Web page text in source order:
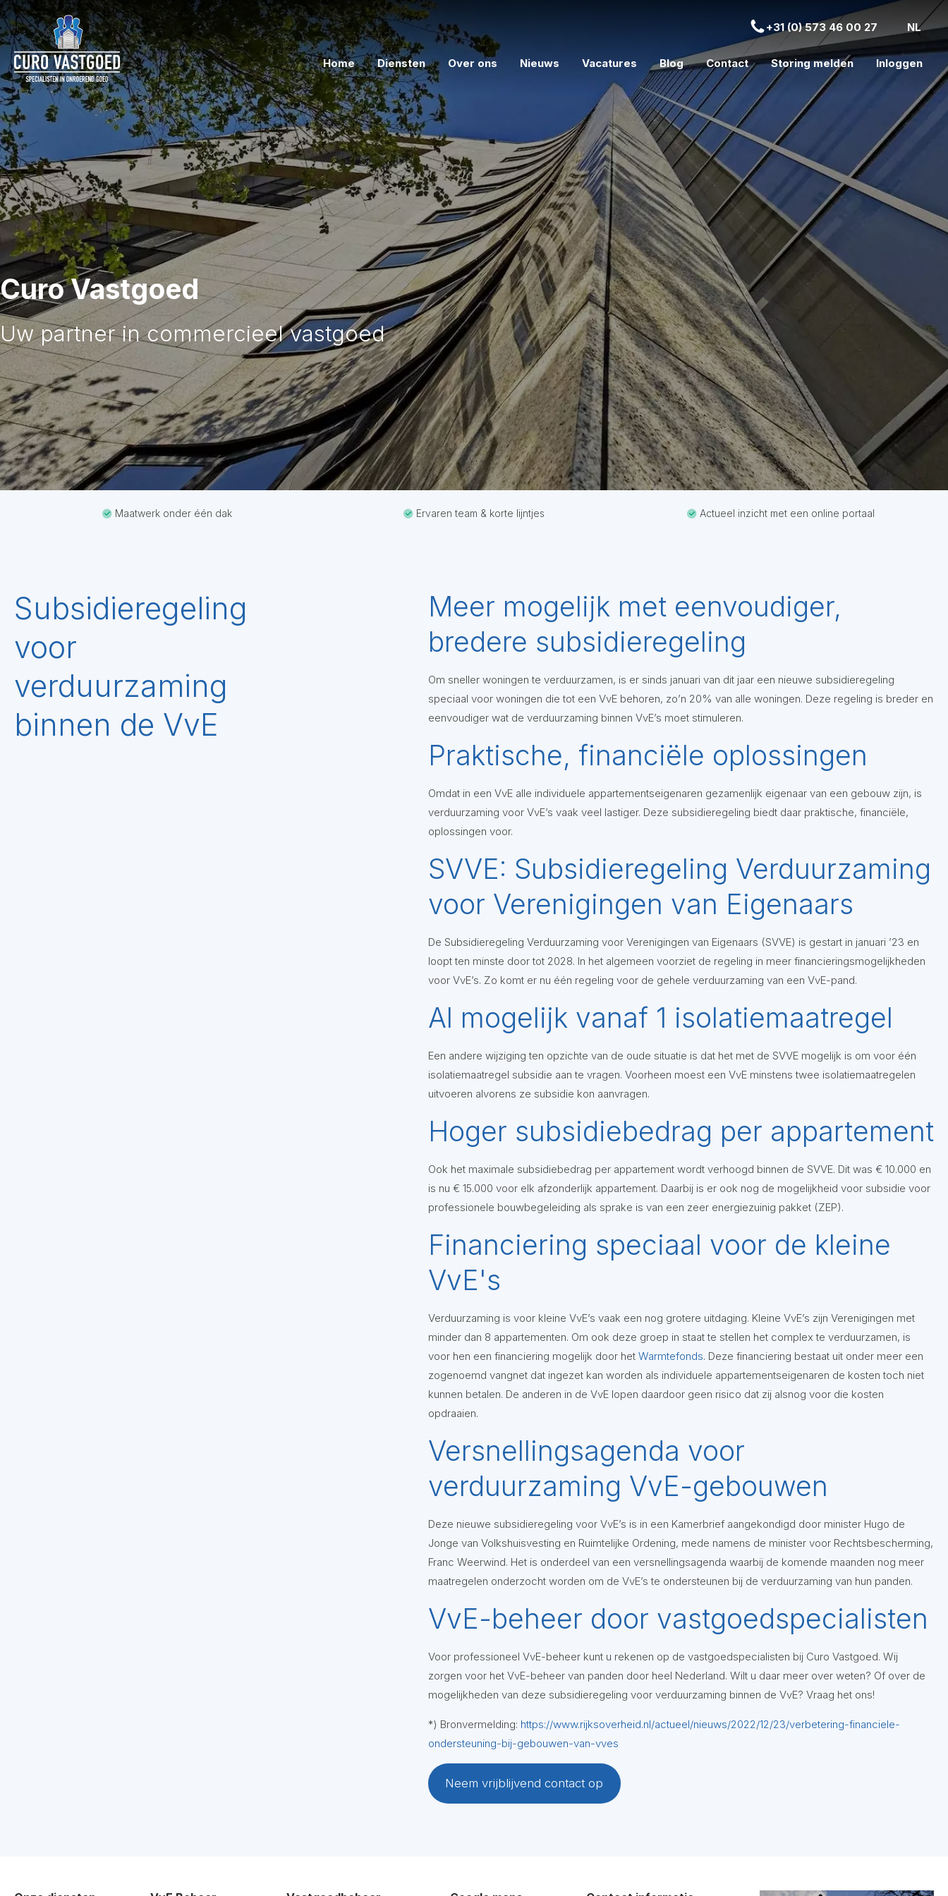
+31 (0) 573 46 00 27 NL
Home Diensten Over ons Nieuws Vacatures Blog Contact Storing melden Inloggen
Curo Vastgoed
Uw partner in commercieel vastgoed
Maatwerk onder één dak Ervaren team & korte lijntjes Actueel inzicht met een online portaal
Subsidieregeling
voor
verduurzaming
binnen de VvE
Meer mogelijk met eenvoudiger,
bredere subsidieregeling
Om sneller woningen te verduurzamen, is er sinds januari van dit jaar een nieuwe subsidieregeling
speciaal voor woningen die tot een VvE behoren, zo’n 20% van alle woningen. Deze regeling is breder en
eenvoudiger wat de verduurzaming binnen VvE’s moet stimuleren.
Praktische, financiële oplossingen
Omdat in een VvE alle individuele appartementseigenaren gezamenlijk eigenaar van een gebouw zijn, is
verduurzaming voor VvE’s vaak veel lastiger. Deze subsidieregeling biedt daar praktische, financiële,
oplossingen voor.
SVVE: Subsidieregeling Verduurzaming
voor Verenigingen van Eigenaars
De Subsidieregeling Verduurzaming voor Verenigingen van Eigenaars (SVVE) is gestart in januari ’23 en
loopt ten minste door tot 2028. In het algemeen voorziet de regeling in meer financieringsmogelijkheden
voor VvE’s. Zo komt er nu één regeling voor de gehele verduurzaming van een VvE-pand.
Al mogelijk vanaf 1 isolatiemaatregel
Een andere wijziging ten opzichte van de oude situatie is dat het met de SVVE mogelijk is om voor één
isolatiemaatregel subsidie aan te vragen. Voorheen moest een VvE minstens twee isolatiemaatregelen
uitvoeren alvorens ze subsidie kon aanvragen.
Hoger subsidiebedrag per appartement
Ook het maximale subsidiebedrag per appartement wordt verhoogd binnen de SVVE. Dit was € 10.000 en
is nu € 15.000 voor elk afzonderlijk appartement. Daarbij is er ook nog de mogelijkheid voor subsidie voor
professionele bouwbegeleiding als sprake is van een zeer energiezuinig pakket (ZEP).
Financiering speciaal voor de kleine
VvE's
Verduurzaming is voor kleine VvE’s vaak een nog grotere uitdaging. Kleine VvE’s zijn Verenigingen met
minder dan 8 appartementen. Om ook deze groep in staat te stellen het complex te verduurzamen, is
voor hen een financiering mogelijk door het Warmtefonds. Deze financiering bestaat uit onder meer een
zogenoemd vangnet dat ingezet kan worden als individuele appartementseigenaren de kosten toch niet
kunnen betalen. De anderen in de VvE lopen daardoor geen risico dat zij alsnog voor die kosten
opdraaien.
Versnellingsagenda voor
verduurzaming VvE-gebouwen
Deze nieuwe subsidieregeling voor VvE’s is in een Kamerbrief aangekondigd door minister Hugo de
Jonge van Volkshuisvesting en Ruimtelijke Ordening, mede namens de minister voor Rechtsbescherming,
Franc Weerwind. Het is onderdeel van een versnellingsagenda waarbij de komende maanden nog meer
maatregelen onderzocht worden om de VvE’s te ondersteunen bij de verduurzaming van hun panden.
VvE-beheer door vastgoedspecialisten
Voor professioneel VvE-beheer kunt u rekenen op de vastgoedspecialisten bij Curo Vastgoed. Wij
zorgen voor het VvE-beheer van panden door heel Nederland. Wilt u daar meer over weten? Of over de
mogelijkheden van deze subsidieregeling voor verduurzaming binnen de VvE? Vraag het ons!
*) Bronvermelding: https://www.rijksoverheid.nl/actueel/nieuws/2022/12/23/verbetering-financiele-
ondersteuning-bij-gebouwen-van-vves
Neem vrijblijvend contact op